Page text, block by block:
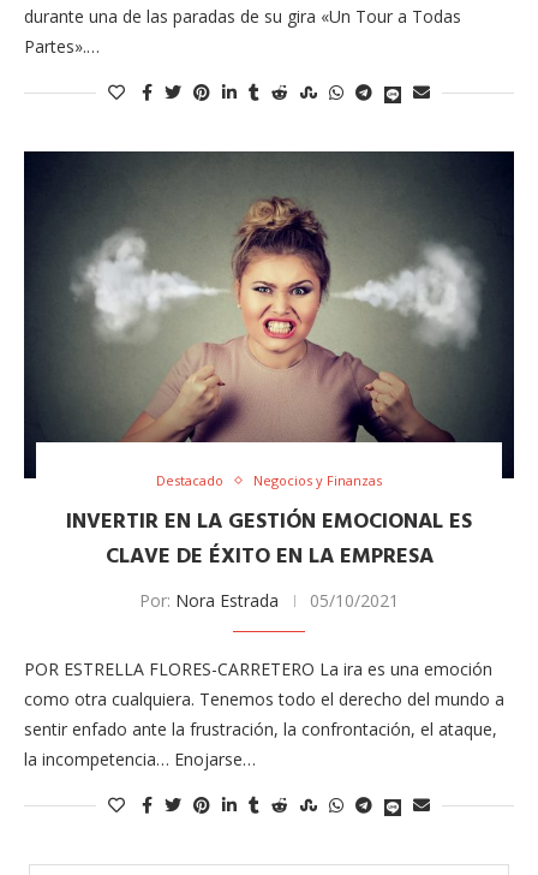
durante una de las paradas de su gira «Un Tour a Todas
Partes».…
Destacado Negocios y Finanzas
INVERTIR EN LA GESTIÓN EMOCIONAL ES
CLAVE DE ÉXITO EN LA EMPRESA
Por: Nora Estrada 05/10/2021
POR ESTRELLA FLORES-CARRETERO La ira es una emoción
como otra cualquiera. Tenemos todo el derecho del mundo a
sentir enfado ante la frustración, la confrontación, el ataque,
la incompetencia… Enojarse…